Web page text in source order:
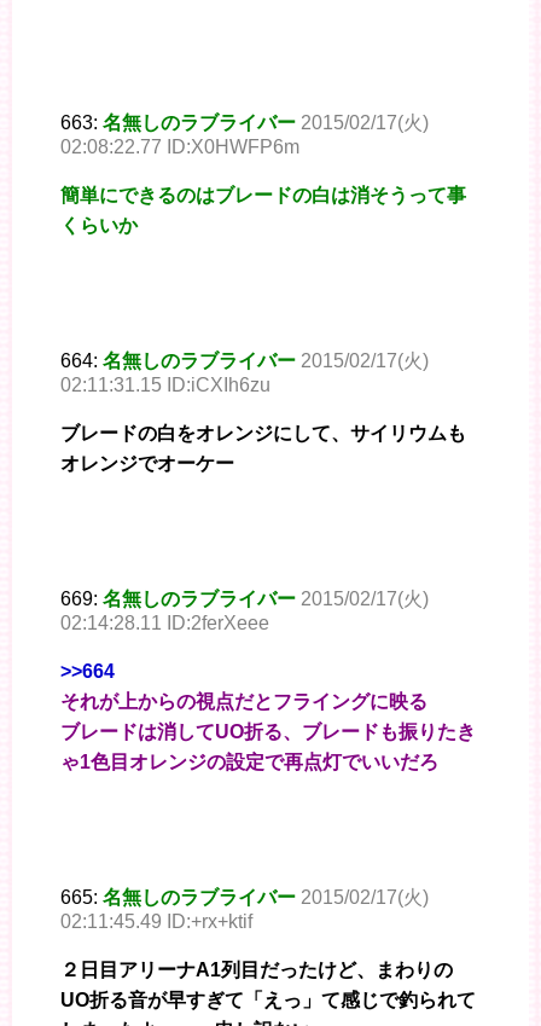
663: 名無しのラブライバー 2015/02/17(火)
02:08:22.77 ID:X0HWFP6m
簡単にできるのはブレードの白は消そうって事
くらいか
664: 名無しのラブライバー 2015/02/17(火)
02:11:31.15 ID:iCXIh6zu
ブレードの白をオレンジにして、サイリウムも
オレンジでオーケー
669: 名無しのラブライバー 2015/02/17(火)
02:14:28.11 ID:2ferXeee
>>664
それが上からの視点だとフライングに映る
ブレードは消してUO折る、ブレードも振りたき
ゃ1色目オレンジの設定で再点灯でいいだろ
665: 名無しのラブライバー 2015/02/17(火)
02:11:45.49 ID:+rx+ktif
２日目アリーナA1列目だったけど、まわりの
UO折る音が早すぎて「えっ」て感じで釣られて